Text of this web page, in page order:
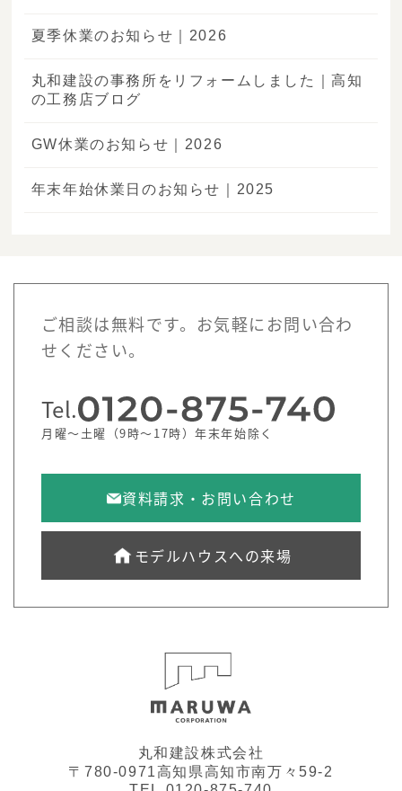
夏季休業のお知らせ｜2026
丸和建設の事務所をリフォームしました｜高知
の工務店ブログ
GW休業のお知らせ｜2026
年末年始休業日のお知らせ｜2025
ご相談は無料です。お気軽にお問い合わ
せください。
Tel.
月曜～土曜（9時～17時）年末年始除く
資料請求・お問い合わせ
モデルハウスへの来場
丸和建設株式会社
〒780-0971高知県高知市南万々59-2